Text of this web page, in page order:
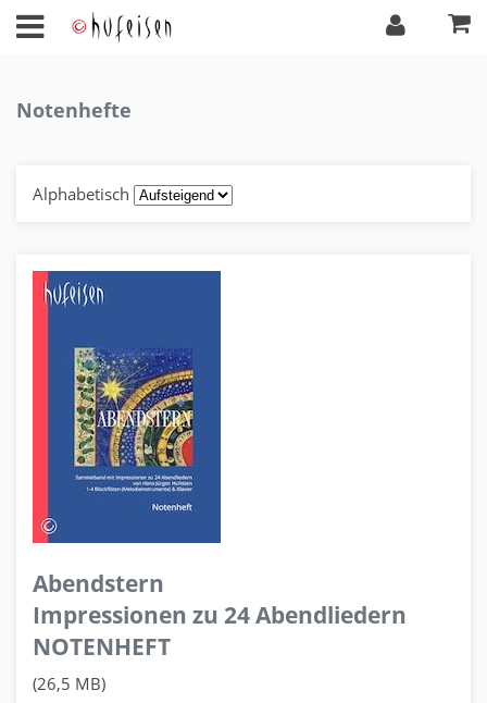
Notenhefte
Alphabetisch
Abendstern
Impressionen zu 24 Abendliedern
NOTENHEFT
(26,5 MB)